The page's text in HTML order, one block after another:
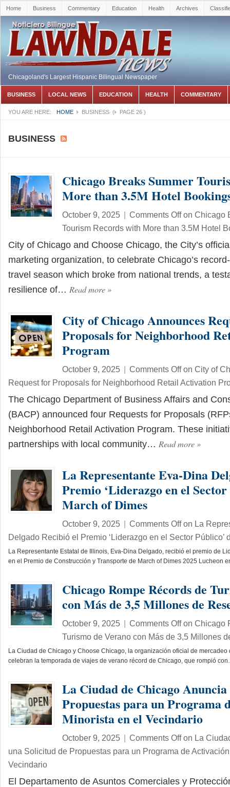
Home Business Commentary Education Health Archives
Chicagoland's Largest Hispanic Bilingual Newspaper
BUSINESS LOCAL NEWS EDUCATION HEALTH COMMENTARY
YOU ARE HERE: HOME BUSINESS ( PAGE 26 )
BUSINESS
Chicago Breaks Summer
More than 3.5M Hotel
October 9, 2025 | Comments Offon Chicago
Tourism Records with More than 3.5M Hotel
City of Chicago and Choose Chicago, the City’s
marketing organization, to celebrate Chicago’s
travel season which broke from national trends, a
resilience of… Read more»
City of Chicago Announces
Proposals for Neighborhood
Program
October 9, 2025 | Comments Offon City of
Request for Proposals for Neighborhood Retail Activation
The Chicago Department of Business Affairs and
(BACP) announced four Requests for Proposals
Neighborhood Retail Activation Program. These
partnerships with local community… Read more»
La Representante Eva-Dina
Premio ‘Liderazgo en el Sector
March of Dimes
October 9, 2025 | Comments Offon La
Delgado Recibió el Premio ‘Liderazgo en el Sector Público’
La Representante Estatal de Illinois, Eva-Dina Delgado, recibió el premio de
en el Premio de Construcción y Transporte de March of Dimes 2025 Lucheon
Chicago Rompe Récords de
con Más de 3,5 Millones de
October 9, 2025 | Comments Offon Chicago
Turismo de Verano con Más de 3,5 Millones
La Ciudad de Chicago y Choose Chicago, la organización oficial de mercadeo
celebran la temporada de viajes de verano récord de Chicago, que rompió
La Ciudad de Chicago
Propuestas para un Programa
Minorista en el Vecindario
October 9, 2025 | Comments Offon La
una Solicitud de Propuestas para un Programa de
Vecindario
El Departamento de Asuntos Comerciales y